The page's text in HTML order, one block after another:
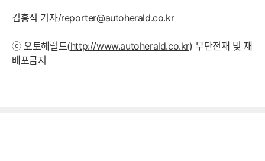
김흥식 기자/reporter@autoherald.co.kr
ⓒ 오토헤럴드(http://www.autoherald.co.kr) 무단전재 및 재
배포금지